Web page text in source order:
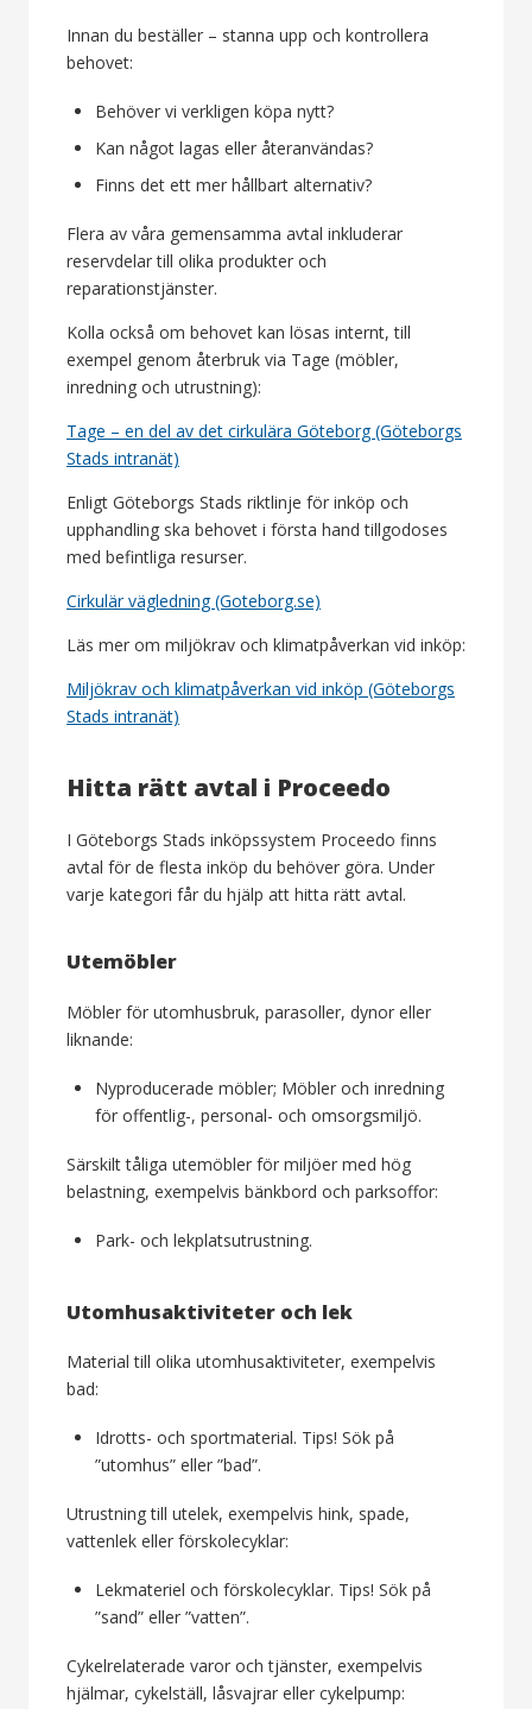
Innan du beställer – stanna upp och kontrollera
behovet:
Behöver vi verkligen köpa nytt?
Kan något lagas eller återanvändas?
Finns det ett mer hållbart alternativ?
Flera av våra gemensamma avtal inkluderar
reservdelar till olika produkter och
reparationstjänster.
Kolla också om behovet kan lösas internt, till
exempel genom återbruk via Tage (möbler,
inredning och utrustning):
Tage – en del av det cirkulära Göteborg (Göteborgs
Stads intranät)
Enligt Göteborgs Stads riktlinje för inköp och
upphandling ska behovet i första hand tillgodoses
med befintliga resurser.
Cirkulär vägledning (Goteborg.se)
Läs mer om miljökrav och klimatpåverkan vid inköp:
Miljökrav och klimatpåverkan vid inköp (Göteborgs
Stads intranät)
Hitta rätt avtal i Proceedo
I Göteborgs Stads inköpssystem Proceedo finns
avtal för de flesta inköp du behöver göra. Under
varje kategori får du hjälp att hitta rätt avtal.
Utemöbler
Möbler för utomhusbruk, parasoller, dynor eller
liknande:
Nyproducerade möbler; Möbler och inredning
för offentlig-, personal- och omsorgsmiljö.
Särskilt tåliga utemöbler för miljöer med hög
belastning, exempelvis bänkbord och parksoffor:
Park- och lekplatsutrustning.
Utomhusaktiviteter och lek
Material till olika utomhusaktiviteter, exempelvis
bad:
Idrotts- och sportmaterial. Tips! Sök på
”utomhus” eller ”bad”.
Utrustning till utelek, exempelvis hink, spade,
vattenlek eller förskolecyklar:
Lekmateriel och förskolecyklar. Tips! Sök på
”sand” eller ”vatten”.
Cykelrelaterade varor och tjänster, exempelvis
hjälmar, cykelställ, låsvajrar eller cykelpump: